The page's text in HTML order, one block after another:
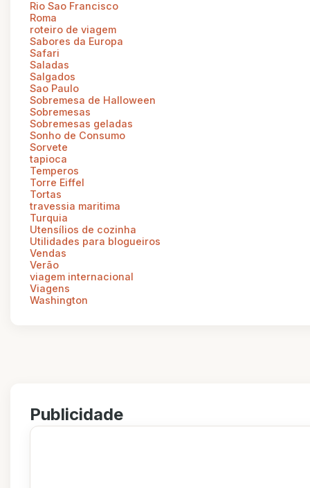
Rio Sao Francisco
Roma
roteiro de viagem
Sabores da Europa
Safari
Saladas
Salgados
Sao Paulo
Sobremesa de Halloween
Sobremesas
Sobremesas geladas
Sonho de Consumo
Sorvete
tapioca
Temperos
Torre Eiffel
Tortas
travessia maritima
Turquia
Utensílios de cozinha
Utilidades para blogueiros
Vendas
Verão
viagem internacional
Viagens
Washington
Publicidade